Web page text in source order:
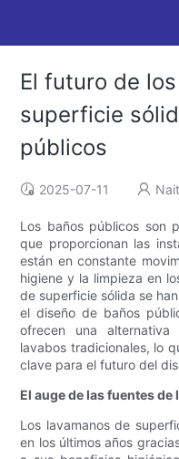
El futuro de
superficie
públicos
2025-07-11
Los baños públicos son
que proporcionan las
están en constante
higiene y la limpieza en
de superficie sólida se
el diseño de baños
ofrecen una
lavabos tradicionales, lo
clave para el futuro del
El auge de las fuentes
Los lavamanos de
en los últimos años